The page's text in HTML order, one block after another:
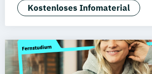
Sozialmanagement
Kostenloses Infomaterial